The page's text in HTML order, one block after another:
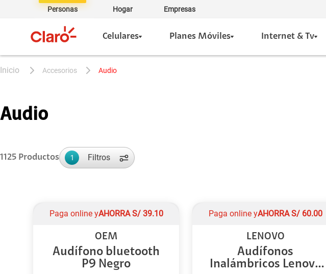
Personas Hogar Empresas
Celulares Planes Móviles Internet & Tv
accesorios audio
Audio
1125 Productos 1 Filtros
Paga online yAHORRA S/ 39.10
OEM
Audífono bluetooth
P9 Negro
Paga online yAHORRA S/ 60.00
LENOVO
Audífonos
Inalámbricos Lenovo